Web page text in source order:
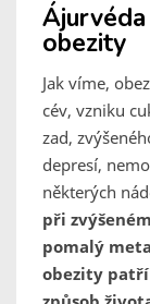
obezity
Jak víme,
cév, vzniku
zad,
depresí,
některých
při
pomalý
obezity